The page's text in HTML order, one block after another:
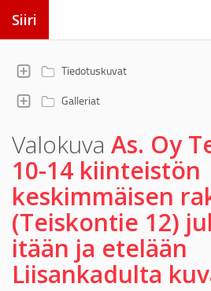
Siiri
Tiedotuskuvat
Galleriat
Valokuva As. Oy
10-14 kiinteistön
keskimmäisen
(Teiskontie 12)
itään ja etelään
Liisankadulta